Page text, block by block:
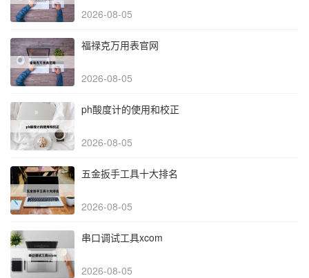
2026-08-05
福禄克万用表官网
2026-08-05
ph酸度计的使用和校正
2026-08-05
五金扳手工具十大排名
2026-08-05
串口调试工具xcom
2026-08-05